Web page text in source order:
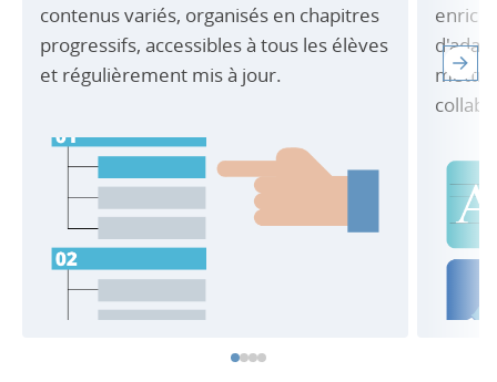
contenus variés, organisés en chapitres
progressifs, accessibles à tous les élèves
et régulièrement mis à jour.